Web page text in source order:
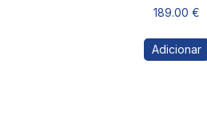
189.00 €
Adicionar